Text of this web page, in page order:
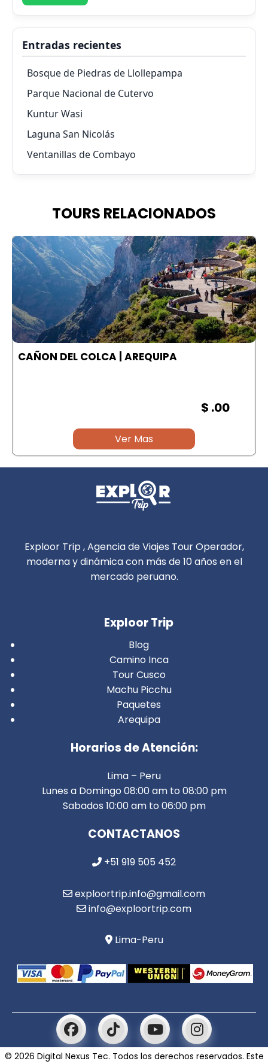
Entradas recientes
Bosque de Piedras de Llollepampa
Parque Nacional de Cutervo
Kuntur Wasi
Laguna San Nicolás
Ventanillas de Combayo
TOURS RELACIONADOS
CAÑON DEL COLCA | AREQUIPA
$ .00
Ver Mas
Exploor Trip , Agencia de Viajes Tour Operador,
moderna y dinámica con más de 10 años en el
mercado peruano.
Exploor Trip
Blog
Camino Inca
Tour Cusco
Machu Picchu
Paquetes
Arequipa
Horarios de Atención:
Lima – Peru
Lunes a Domingo 08:00 am to 08:00 pm
Sabados 10:00 am to 06:00 pm
CONTACTANOS
+51 919 505 452
exploortrip.info@gmail.com
info@exploortrip.com
Lima-Peru
© 2026 Digital Nexus Tec. Todos los derechos reservados. Este